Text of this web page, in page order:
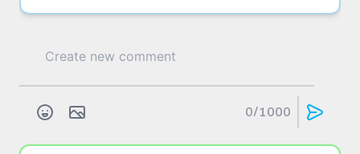
0/1000